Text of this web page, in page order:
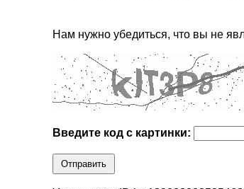
Нам нужно убедиться, что вы не
Введите код с картинки:
Отправить